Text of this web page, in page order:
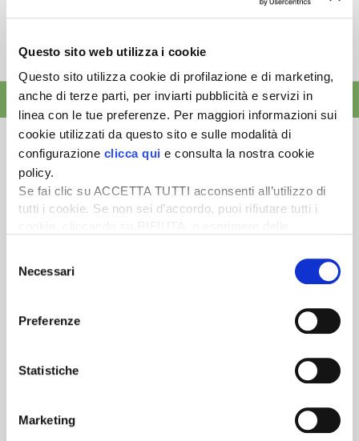
Questo sito web utilizza i cookie
Questo sito utilizza cookie di profilazione e di marketing,
anche di terze parti, per inviarti pubblicità e servizi in
linea con le tue preferenze. Per maggiori informazioni sui
cookie utilizzati da questo sito e sulle modalità di
configurazione clicca qui e consulta la nostra cookie
policy.
Se fai clic su ACCETTA TUTTI acconsenti all’utilizzo di
tutti i cookie. Se non sei d’accordo, puoi rifiutare tutti i
desideri accettare e cliccando ACCETTA SELEZIONATI.
delNecessari
Preferenze
Statistiche
Marketing
Saldi Pac: ogni anno entro fine gennaio
L’erogazione dei pagamenti della Pac in base a una
tempistica predefinita e r...
ALTRE NEWS
Newsletter